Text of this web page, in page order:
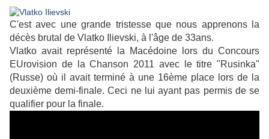
C'est avec une grande tristesse que nous apprenons la
décès brutal de Vlatko Ilievski, à l'âge de 33ans.
Vlatko avait représenté la Macédoine lors du Concours
EUrovision de la Chanson 2011 avec le titre "Rusinka"
(Russe) où il avait terminé à une 16ème place lors de la
deuxième demi-finale. Ceci ne lui ayant pas permis de se
qualifier pour la finale.